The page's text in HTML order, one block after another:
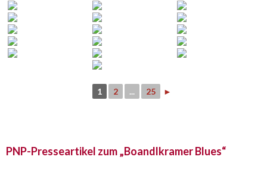
1 2 ... 25 ►
PNP-Presseartikel zum „Boandlkramer Blues“